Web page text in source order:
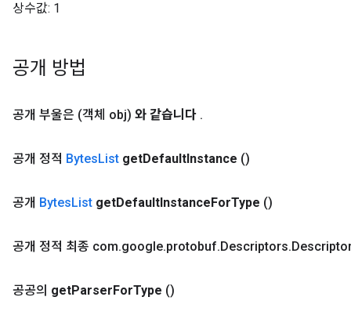
상수값: 1
공개 방법
공개 부울은 (객체 obj) 와 같습니다 .
공개 정적 BytesList getDefaultInstance ()
공개 BytesList getDefaultInstanceForType ()
공개 정적 최종 com.google.protobuf.Descriptors.
공공의 getParserForType ()